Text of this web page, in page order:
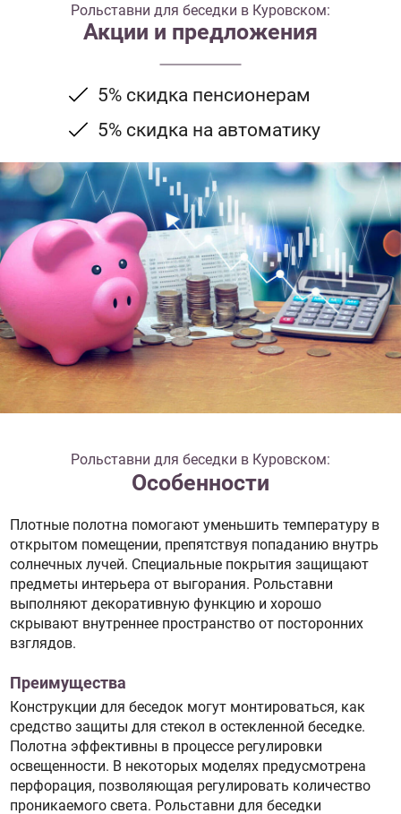
Рольставни для беседки в Куровском:
Акции и предложения
5% скидка пенсионерам
5% скидка на автоматику
Рольставни для беседки в Куровском:
Особенности
Плотные полотна помогают уменьшить температуру в
открытом помещении, препятствуя попаданию внутрь
солнечных лучей. Специальные покрытия защищают
предметы интерьера от выгорания. Рольставни
выполняют декоративную функцию и хорошо
скрывают внутреннее пространство от посторонних
взглядов.
Преимущества
Конструкции для беседок могут монтироваться, как
средство защиты для стекол в остекленной беседке.
Полотна эффективны в процессе регулировки
освещенности. В некоторых моделях предусмотрена
перфорация, позволяющая регулировать количество
проникаемого света. Рольставни для беседки